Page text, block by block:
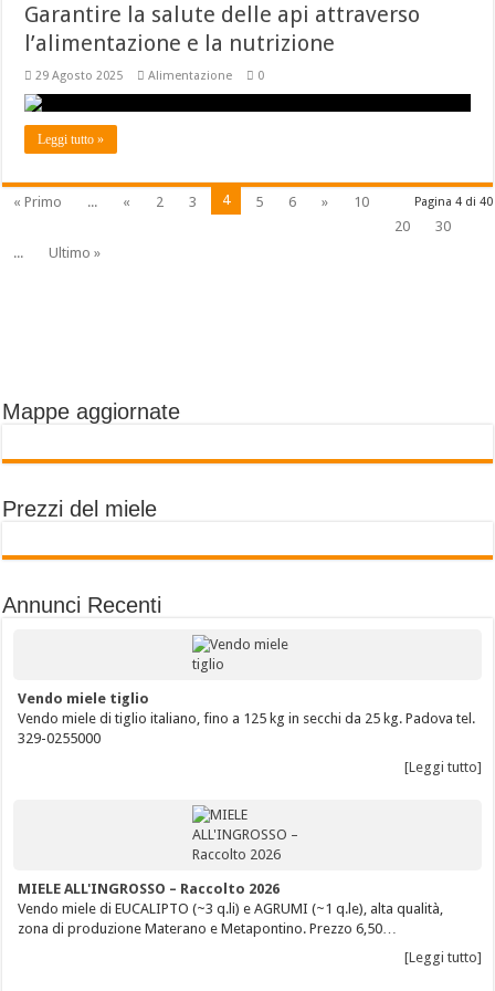
Garantire la salute delle api attraverso
l’alimentazione e la nutrizione
29 Agosto 2025 Alimentazione 0
Leggi tutto »
Pagina 4 di 40
« Primo ... « 2 3 4 5 6 »
10
20
30
...
Ultimo »
Mappe aggiornate
Prezzi del miele
Annunci Recenti
Vendo miele tiglio
Vendo miele di tiglio italiano, fino a 125 kg in secchi da 25 kg. Padova tel.
329-0255000
[Leggi tutto]
MIELE ALL'INGROSSO – Raccolto 2026
Vendo miele di EUCALIPTO (~3 q.li) e AGRUMI (~1 q.le), alta qualità,
zona di produzione Materano e Metapontino. Prezzo 6,50…
[Leggi tutto]